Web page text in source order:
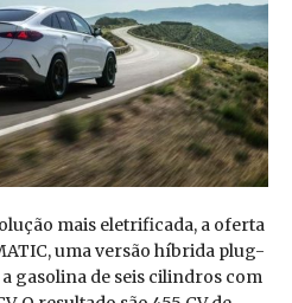
mais eletrificada, a oferta
uma versão híbrida plug-
gasolina de seis cilindros com